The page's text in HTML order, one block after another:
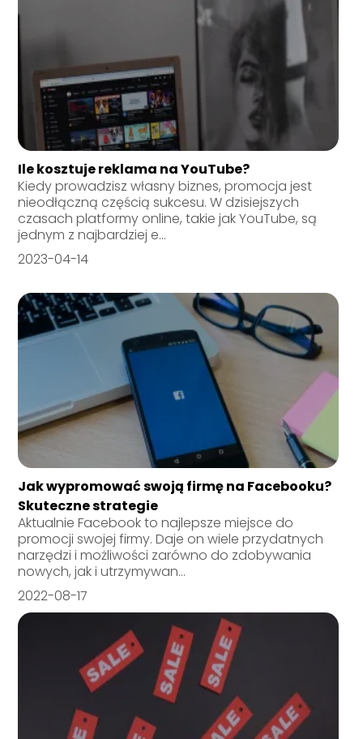
Ile kosztuje reklama na YouTube?
Kiedy prowadzisz własny biznes, promocja jest
nieodłączną częścią sukcesu. W dzisiejszych
czasach platformy online, takie jak YouTube, są
jednym z najbardziej e...
2023-04-14
Jak wypromować swoją firmę na Facebooku?
Skuteczne strategie
Aktualnie Facebook to najlepsze miejsce do
promocji swojej firmy. Daje on wiele przydatnych
narzędzi i możliwości zarówno do zdobywania
nowych, jak i utrzymywan...
2022-08-17